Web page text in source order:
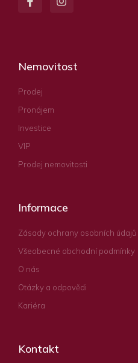
Nemovitost
Prodej
Pronájem
Investice
VIP
Prodej nemovitosti
Informace
Zásady ochrany osobních údajů
Všeobecné obchodní podmínky
O nás
Otázky a odpovědi
Kariéra
Kontakt